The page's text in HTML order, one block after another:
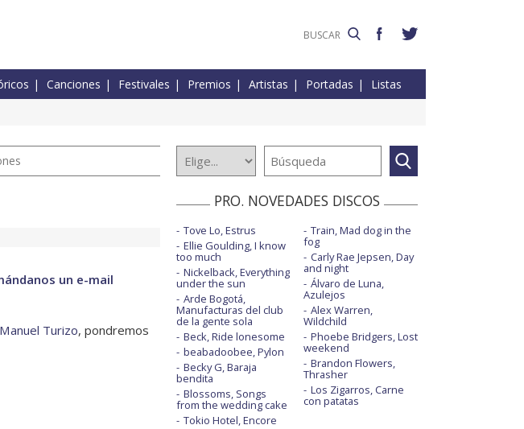
Canciones Festivales Premios Artistas Portadas Listas
un e-mail
Manuel Turizo, pondremos
PRO. NOVEDADES DISCOS
Tove Lo, Estrus
Ellie Goulding, I know
too much
Nickelback, Everything
under the sun
Arde Bogotá,
Manufacturas del club
de la gente sola
Beck, Ride lonesome
beabadoobee, Pylon
Becky G, Baraja
bendita
Blossoms, Songs
from the wedding cake
Tokio Hotel, Encore
Train, Mad dog in the
fog
Carly Rae Jepsen, Day
and night
Álvaro de Luna,
Azulejos
Alex Warren,
Wildchild
Phoebe Bridgers, Lost
weekend
Brandon Flowers,
Thrasher
Los Zigarros, Carne
con patatas